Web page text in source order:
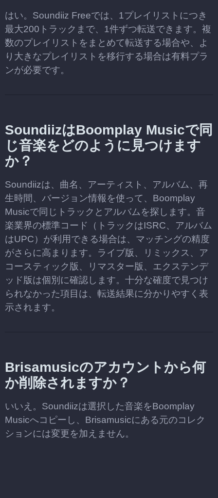
はい。Soundiiz Freeでは、1プレイリストにつき
最大200トラックまで、1件ずつ転送できます。複
数のプレイリストをまとめて転送する場合や、よ
り大きなプレイリストを移行する場合は有料プラ
ンが必要です。
SoundiizはBoomplay Musicで同
じ音楽をどのように見つけます
か？
Soundiizは、曲名、アーティスト、アルバム、再
生時間、バージョン情報を使って、Boomplay
Musicで同じトラックとアルバムを探します。音
楽業界の標準コード（トラックはISRC、アルバム
はUPC）が利用できる場合は、マッチングの精度
がさらに高まります。ライブ版、リミックス、ア
コースティック版、リマスター版、エクステンデ
ッド版は個別に確認します。十分な確度で見つけ
られなかった項目は、転送結果に分かりやすく表
示されます。
Brisamusicのアカウントから何
か削除されますか？
いいえ。Soundiizは選択した音楽をBoomplay
Musicへコピーし、Brisamusicにある元のコレク
ションには変更を加えません。